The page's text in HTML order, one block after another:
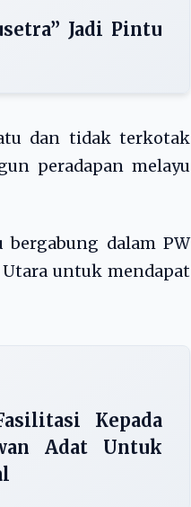
Jadi Pintu
dan tidak terkotak
peradapan melayu
dalam PW
untuk mendapat
Kepada
Adat Untuk